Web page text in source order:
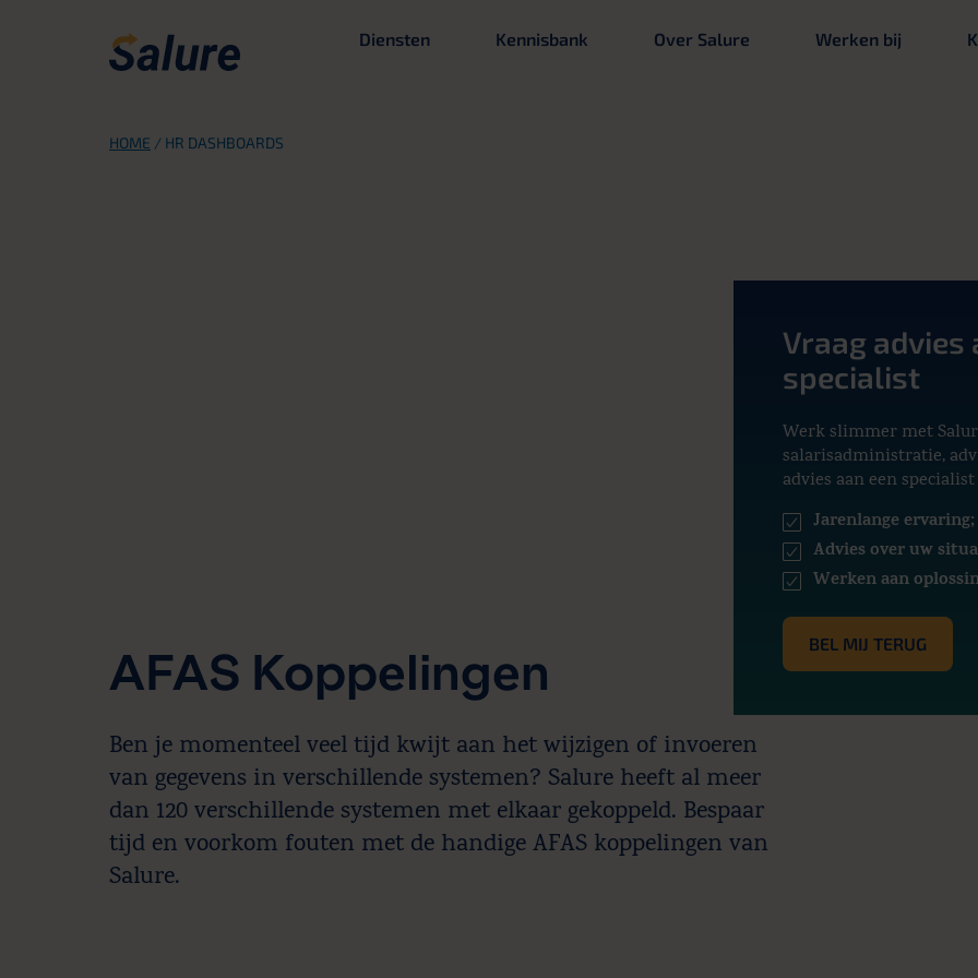
Diensten Kennisbank Over Salure Werken bij
HOME / HR DASHBOARDS
Vraag advies
specialist
Werk slimmer met
salarisadministratie,
advies aan een
Jarenlange ervaring;
Advies over uw
Werken aan
BEL MIJ TERUG
AFAS Koppelingen
Ben je momenteel veel tijd kwijt aan het wijzigen of invoeren
van gegevens in verschillende systemen? Salure heeft al meer
dan 120 verschillende systemen met elkaar gekoppeld. Bespaar
tijd en voorkom fouten met de handige AFAS koppelingen van
Salure.